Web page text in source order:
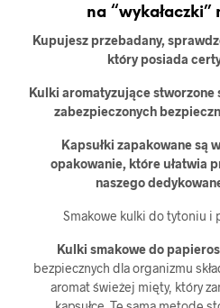
na
Kupujesz przebadany,
który posiada
Kulki aromatyzujące stworzone
zabezpieczonych
Kapsułki zapakowane są
opakowanie, które ułatwia
naszego
Smakowe kulki do tytoniu i
Kulki smakowe do
bezpiecznych dla organizmu
aromat świeżej mięty, który